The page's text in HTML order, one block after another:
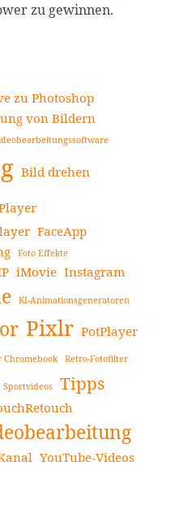
zu gewinnen.
können
zu Photoshop
von Bildern
Bild drehen
FaceApp
Foto Effekte
iMovie Instagram
KI-Animationsgeneratoren
Pixlr PotPlayer
Chromebook Retro-Fotofilter
Sportvideos Tipps
YouTube-Videos